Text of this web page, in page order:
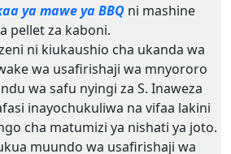
ya mawe ya BBQ ni mashine
pellet za kaboni.
ni kiukaushio cha ukanda wa
wa usafirishaji wa mnyororo
wa safu nyingi za S. Inaweza
inayochukuliwa na vifaa lakini
cha matumizi ya nishati ya joto.
muundo wa usafirishaji wa